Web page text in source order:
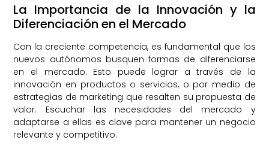
La Importancia de la Innovación y la
Diferenciación en el Mercado
Con la creciente competencia, es fundamental que los
nuevos autónomos busquen formas de diferenciarse
en el mercado. Esto puede lograr a través de la
innovación en productos o servicios, o por medio de
estrategias de marketing que resalten su propuesta de
valor. Escuchar las necesidades del mercado y
adaptarse a ellas es clave para mantener un negocio
relevante y competitivo.